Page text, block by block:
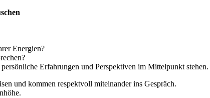
Energien?
Erfahrungen und Perspektiven im Mittelpunkt stehen.
und kommen respektvoll miteinander ins Gespräch.